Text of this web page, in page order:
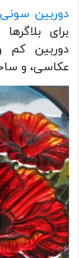
دوربین سونی zv-e10
برای
دوربین کم
عکاسی، و